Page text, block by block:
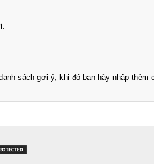
sách gợi ý, khi đó bạn hãy nhập